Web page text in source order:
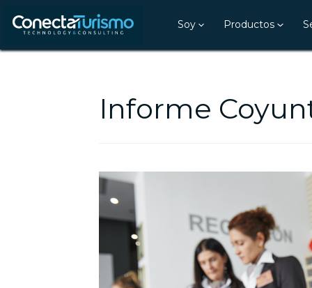
Soy Productos
Informe